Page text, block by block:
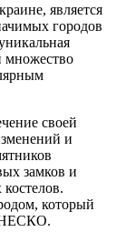
является
городов
множество
своей
и
замков и
который